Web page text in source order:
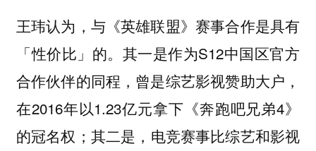
王玮认为，与《英雄联盟》赛事合作是具有
「性价比」的。其一是作为S12中国区官方
合作伙伴的同程，曾是综艺影视赞助大户，
在2016年以1.23亿元拿下《奔跑吧兄弟4》
的冠名权；其二是，电竞赛事比综艺和影视